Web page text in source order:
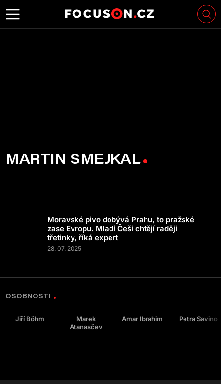
MARTIN SMEJKAL
Moravské pivo dobývá Prahu, to pražské
zase Evropu. Mladí Češi chtějí raději
třetinky, říká expert
28. 07. 2025
OSOBNOSTI
Jiří Böhm
Marek
Atanasčev
Amar Ibrahim Petra Savino